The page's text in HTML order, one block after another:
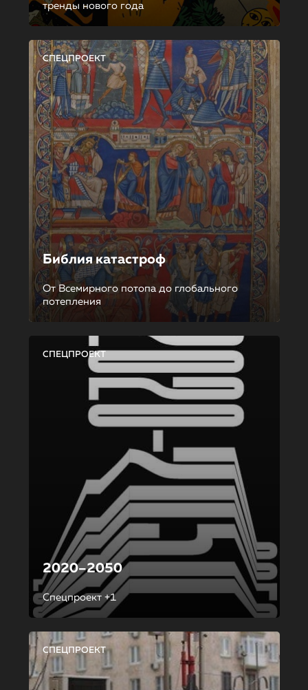
тренды нового года
СПЕЦПРОЕКТ
Библия катастроф
От Всемирного потопа до глобального
потепления
СПЕЦПРОЕКТ
2020–2050
Спецпроект +1
СПЕЦПРОЕКТ